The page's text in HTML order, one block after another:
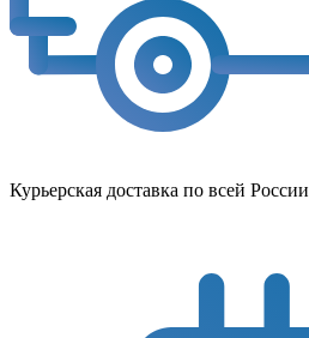
Курьерская доставка по всей России